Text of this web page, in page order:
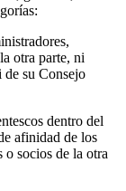
otra parte, ni
de su Consejo
dentro del
afinidad de los
o socios de la otra